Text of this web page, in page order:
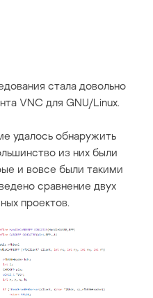
стала довольно
VNC для GNU/Linux.
удалось обнаружить
из них были
и вовсе были такими
сравнение двух
проектов.